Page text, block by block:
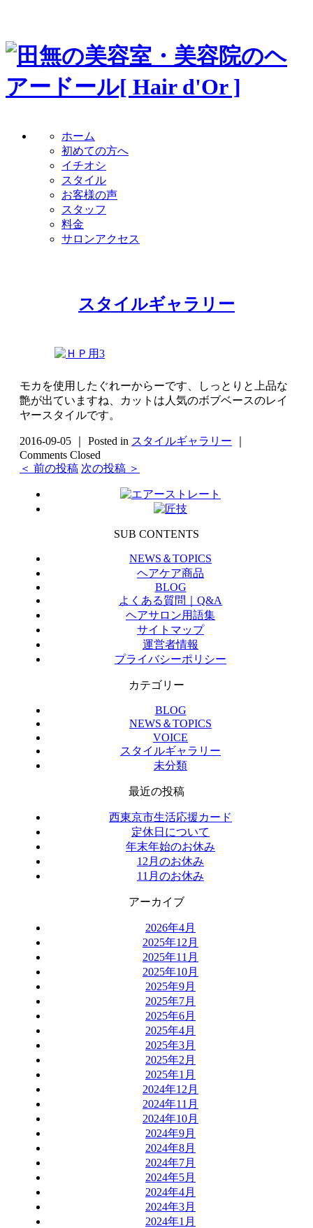
ホーム
初めての方へ
イチオシ
スタイル
お客様の声
スタッフ
料金
サロンアクセス
スタイルギャラリー
モカを使用したぐれーからーです、しっとりと上品な
艶が出ていますね、カットは人気のボブベースのレイ
ヤースタイルです。
2016-09-05 ｜ Posted in スタイルギャラリー
Comments Closed
＜ 前の投稿 次の投稿 ＞
SUB CONTENTS
NEWS＆TOPICS
ヘアケア商品
BLOG
よくある質問｜Q&A
ヘアサロン用語集
サイトマップ
運営者情報
プライバシーポリシー
カテゴリー
BLOG
NEWS＆TOPICS
VOICE
スタイルギャラリー
未分類
最近の投稿
西東京市生活応援カード
定休日について
年末年始のお休み
12月のお休み
11月のお休み
アーカイブ
2026年4月
2025年12月
2025年11月
2025年10月
2025年9月
2025年7月
2025年6月
2025年4月
2025年3月
2025年2月
2025年1月
2024年12月
2024年11月
2024年10月
2024年9月
2024年8月
2024年7月
2024年5月
2024年4月
2024年3月
2024年1月